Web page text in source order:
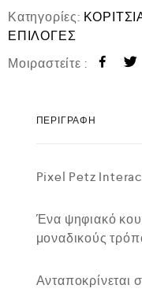
Κατηγορίες:
ΕΠΙΛΟΓΕΣ
Μοιραστείτε :
ΠΕΡΙΓΡΑΦΉ
Pixel Petz
Ένα ψηφιακό
μοναδικούς
Ανταποκρίνεται